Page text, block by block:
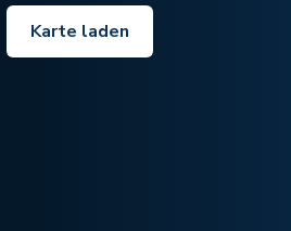
Karte laden